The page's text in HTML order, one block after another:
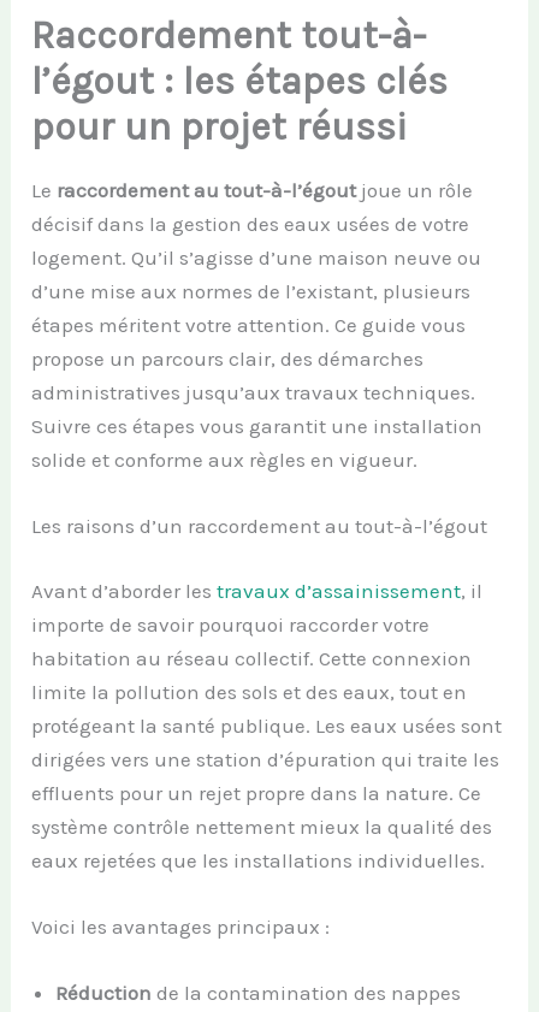
Raccordement tout-à-
l’égout : les étapes clés
pour un projet réussi
Le raccordement au tout-à-l’égoutjoue un rôle
décisif dans la gestion des eaux usées de votre
logement. Qu’il s’agisse d’une maison neuve ou
d’une mise aux normes de l’existant, plusieurs
étapes méritent votre attention. Ce guide vous
propose un parcours clair, des démarches
administratives jusqu’aux travaux techniques.
Suivre ces étapes vous garantit une installation
solide et conforme aux règles en vigueur.
Les raisons d’un raccordement au tout-à-l’égout
Avant d’aborder lestravaux d’assainissement, il
importe de savoir pourquoi raccorder votre
habitation au réseau collectif. Cette connexion
limite la pollution des sols et des eaux, tout en
protégeant la santé publique. Les eaux usées sont
dirigées vers une station d’épuration qui traite les
effluents pour un rejet propre dans la nature. Ce
système contrôle nettement mieux la qualité des
eaux rejetées que les installations individuelles.
Voici les avantages principaux :
Réduction de la contamination des nappes